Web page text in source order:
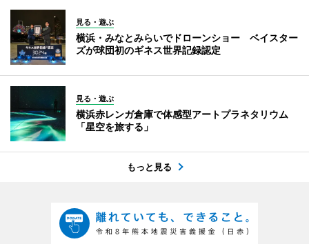
見る・遊ぶ
横浜・みなとみらいでドローンショー ベイスター
ズが球団初のギネス世界記録認定
見る・遊ぶ
横浜赤レンガ倉庫で体感型アートプラネタリウム
「星空を旅する」
もっと見る